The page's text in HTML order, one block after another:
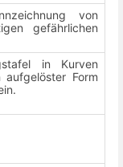
von
gefährlichen
in Kurven
Form